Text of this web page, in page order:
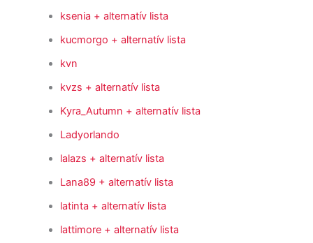
ksenia + alternatív lista
kucmorgo + alternatív lista
kvn
kvzs + alternatív lista
Kyra_Autumn + alternatív lista
Ladyorlando
lalazs + alternatív lista
Lana89 + alternatív lista
latinta + alternatív lista
lattimore + alternatív lista